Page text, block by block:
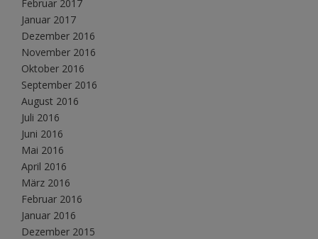
Februar 2017
Januar 2017
Dezember 2016
November 2016
Oktober 2016
September 2016
August 2016
Juli 2016
Juni 2016
Mai 2016
April 2016
März 2016
Februar 2016
Januar 2016
Dezember 2015